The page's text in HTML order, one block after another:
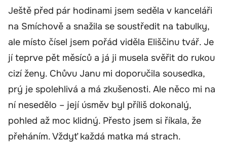
Ještě před pár hodinami jsem seděla v kanceláři
na Smíchově a snažila se soustředit na tabulky,
ale místo čísel jsem pořád viděla Eliščinu tvář. Je
jí teprve pět měsíců a já ji musela svěřit do rukou
cizí ženy. Chůvu Janu mi doporučila sousedka,
prý je spolehlivá a má zkušenosti. Ale něco mi na
ní nesedělo – její úsměv byl příliš dokonalý,
pohled až moc klidný. Přesto jsem si říkala, že
přeháním. Vždyť každá matka má strach.